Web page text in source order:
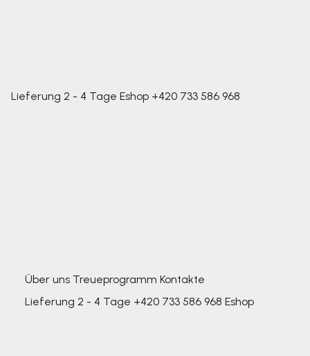
Lieferung 2 - 4 Tage Eshop +420 733 586 968
Über uns Treueprogramm Kontakte
Lieferung 2 - 4 Tage +420 733 586 968 Eshop